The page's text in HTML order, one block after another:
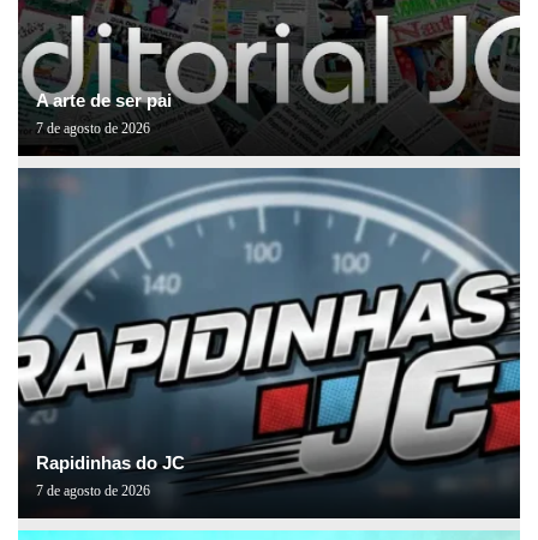
A arte de ser pai
7 de agosto de 2026
Rapidinhas do JC
7 de agosto de 2026